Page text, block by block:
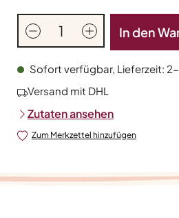
Produkt Anzahl: Gib
In den
Sofort verfügbar, Lieferzeit:
Versand mit DHL
Zutaten ansehen
Zum Merkzettel hinzufügen